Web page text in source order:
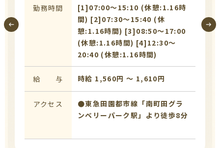
勤務時間
[1]07:00〜15:10 (休憩:1.16時
間) [2]07:30〜15:40 (休
憩:1.16時間) [3]08:50〜17:00
(休憩:1.16時間) [4]12:30〜
20:40 (休憩:1.16時間)
給 与 時給 1,560円 〜 1,610円
アクセス
●東急田園都市線「南町田グラ
ンベリーパーク駅」より徒歩8分